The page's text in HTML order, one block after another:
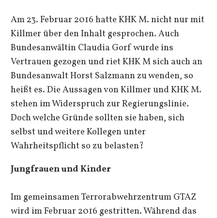
Am 23. Februar 2016 hatte KHK M. nicht nur mit
Killmer über den Inhalt gesprochen. Auch
Bundesanwältin Claudia Gorf wurde ins
Vertrauen gezogen und riet KHK M sich auch an
Bundesanwalt Horst Salzmann zu wenden, so
heißt es. Die Aussagen von Killmer und KHK M.
stehen im Widerspruch zur Regierungslinie.
Doch welche Gründe sollten sie haben, sich
selbst und weitere Kollegen unter
Wahrheitspflicht so zu belasten?
Jungfrauen und Kinder
Im gemeinsamen Terrorabwehrzentrum GTAZ
wird im Februar 2016 gestritten. Während das